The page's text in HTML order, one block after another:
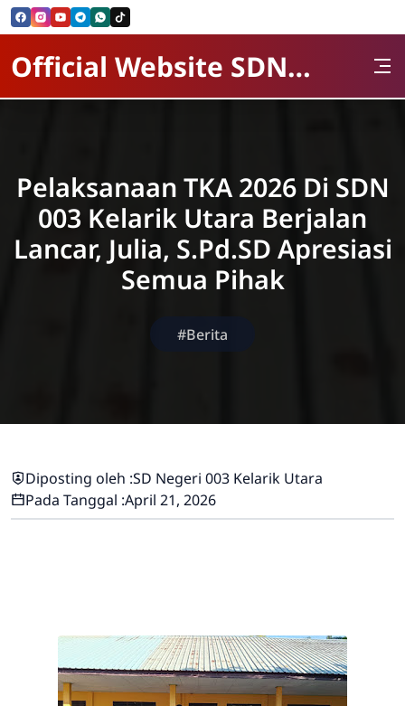
Skip to Content
Official Website SDN 003 kelarik Utara
Pelaksanaan TKA 2026 Di SDN
003 Kelarik Utara Berjalan
Lancar, Julia, S.Pd.SD Apresiasi
Semua Pihak
#Berita
Diposting oleh :SD Negeri 003 Kelarik Utara
Pada Tanggal :April 21, 2026